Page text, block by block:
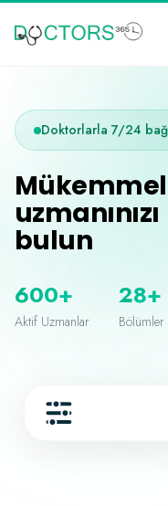
Doktorlarla 7/24
Mükemmel
uzmanınızı
bulun
600+
Aktif Uzmanlar
28+
Bölümler